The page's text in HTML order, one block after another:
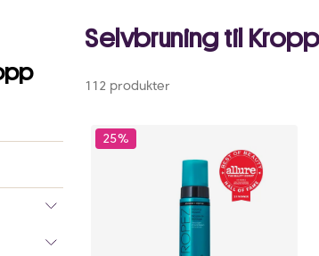
filtre
Selvbruning til
112 produkter
25%